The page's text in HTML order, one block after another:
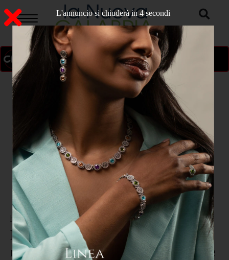
ON AIR
Home > POLITICA
Reggio, Falcomatà rimuove i
manifesti pro-vita. Paris: "Si erge
L'annuncio si chiuderà in 3 secondi